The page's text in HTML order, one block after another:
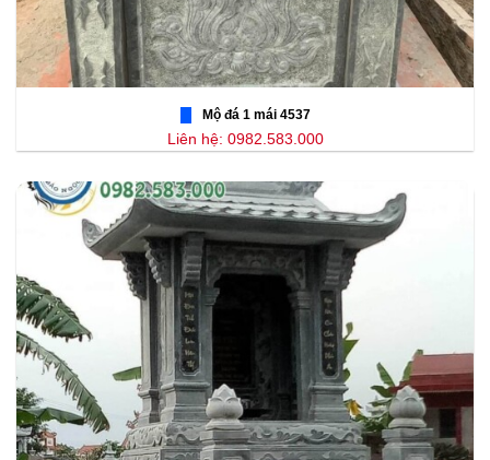
Mộ đá 1 mái 4537
Liên hệ: 0982.583.000